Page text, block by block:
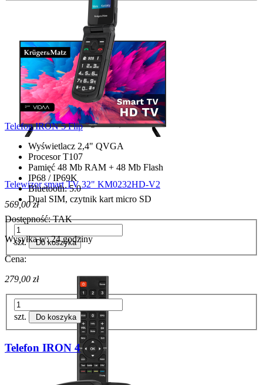
Telewizor smart TV 32" KM0232HD-V2
569,00 zł
szt. Do koszyka
Telefon IRON 5 Flip
Wyświetlacz 2,4" QVGA
Procesor T107
Pamięć 48 Mb RAM + 48 Mb Flash
IP68 / IP69K
Bluetooth: 5.0
Dual SIM, czytnik kart micro SD
Dostępność: TAK
Wysyłka w: 24 godziny
Cena:
279,00 zł
szt. Do koszyka
Telefon IRON 4